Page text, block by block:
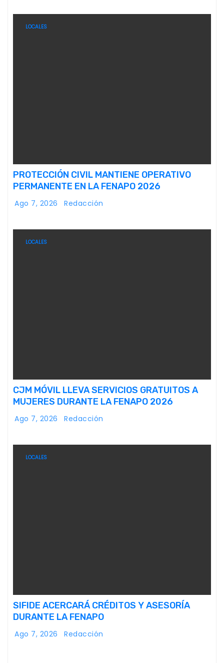
LOCALES
PROTECCIÓN CIVIL MANTIENE OPERATIVO
PERMANENTE EN LA FENAPO 2026
Ago 7, 2026 Redacción
LOCALES
CJM MÓVIL LLEVA SERVICIOS GRATUITOS A
MUJERES DURANTE LA FENAPO 2026
Ago 7, 2026 Redacción
LOCALES
SIFIDE ACERCARÁ CRÉDITOS Y ASESORÍA
DURANTE LA FENAPO
Ago 7, 2026 Redacción